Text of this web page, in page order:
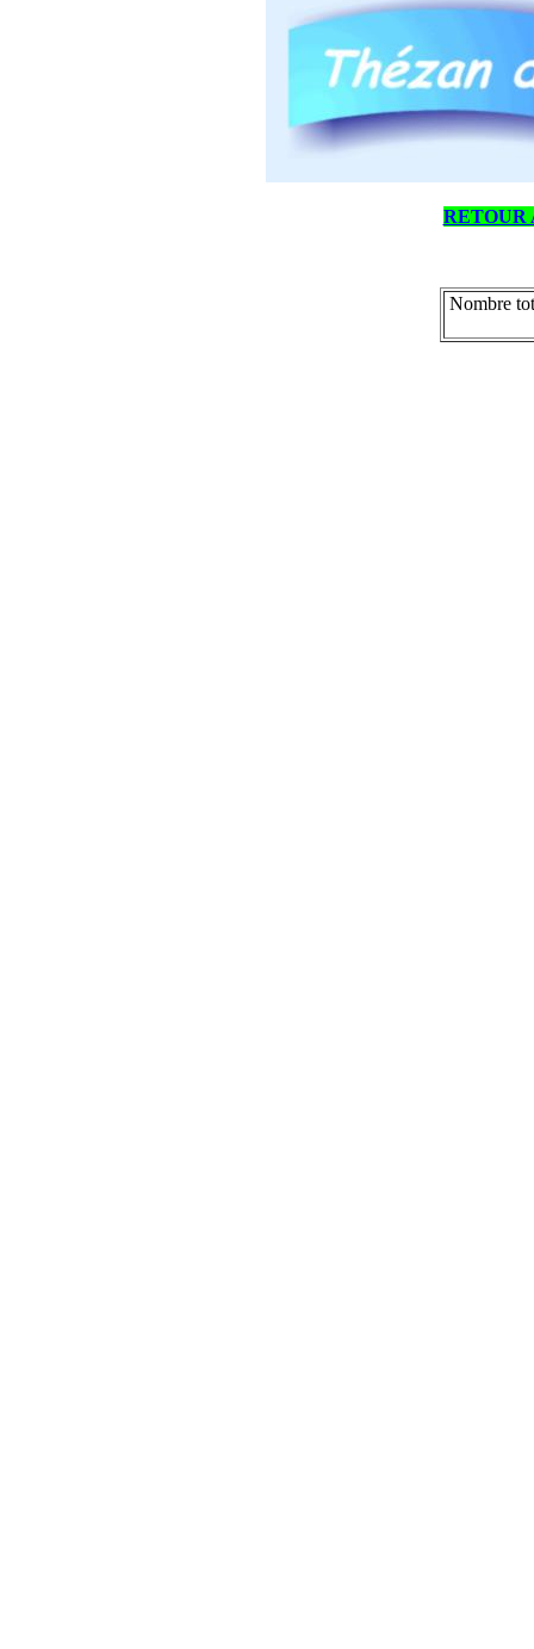
RETOUR
Nombre